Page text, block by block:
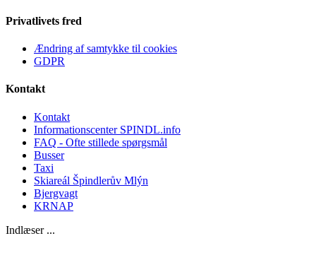
Privatlivets fred
Ændring af samtykke til cookies
GDPR
Kontakt
Kontakt
Informationscenter SPINDL.info
FAQ - Ofte stillede spørgsmål
Busser
Taxi
Skiareál Špindlerův Mlýn
Bjergvagt
KRNAP
Indlæser ...